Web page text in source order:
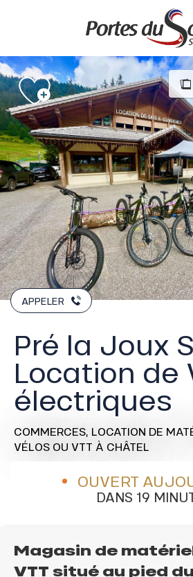
principal
APPELER
Pré la Joux
Location de
électriques
COMMERCES, LOCATION DE
VÉLOS OU VTT À CHÂTEL
OUVERT
DANS 19
Magasin de
VTT situé au pied